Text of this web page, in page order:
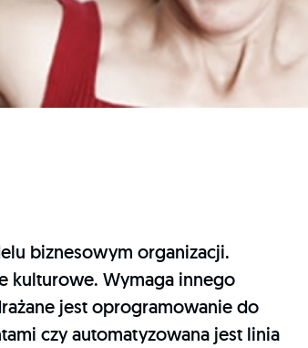
biznesowym organizacji.
kulturowe. Wymaga innego
jest oprogramowanie do
czy automatyzowana jest linia